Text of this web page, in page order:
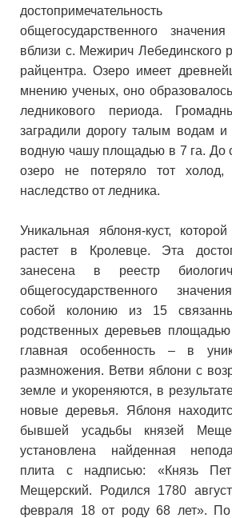
общегосударственного значения
вблизи с. Межирич Лебединского
райцентра. Озеро имеет
мнению ученых, оно
ледникового периода.
заградили дорогу талым водам
водную чашу площадью в 7 га. До
озеро не потеряло тот
наследство от ледника.
Уникальная яблоня-куст,
растет в Кролевце. Эта
занесена в реестр
общегосударственного
собой колонию из 15
родственных деревьев
главная особенность – в
размножения. Ветви яблони с
земле и укореняются, в
новые деревья. Яблоня
бывшей усадьбы князей
установлена найденная
плита с надписью: «Князь
Мещерский. Родился 1780
февраля 18 от роду 68 лет». По